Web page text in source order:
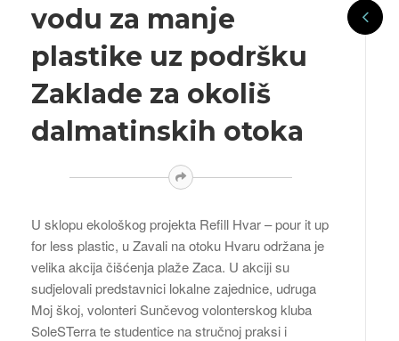
vodu za manje
plastike uz podršku
Zaklade za okoliš
dalmatinskih otoka
U sklopu ekološkog projekta Refill Hvar – pour it up
for less plastic, u Zavali na otoku Hvaru održana je
velika akcija čišćenja plaže Zaca. U akciji su
sudjelovali predstavnici lokalne zajednice, udruga
Moj škoj, volonteri Sunčevog volonterskog kluba
SoleSTerra te studentice na stručnoj praksi i